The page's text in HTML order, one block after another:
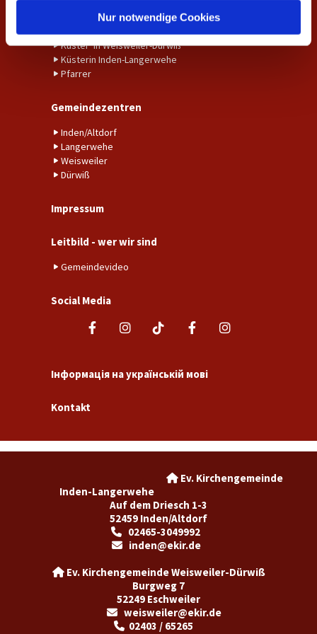
Nur notwendige Cookies
Gemeindebüro Inden-Langerwehe
Gemeindebüro Weisweiler-Dürwiß
Küster*in Weisweiler-Dürwiß
Küsterin Inden-Langerwehe
Pfarrer
Gemeindezentren
Inden/Altdorf
Langerwehe
Weisweiler
Dürwiß
Impressum
Leitbild - wer wir sind
Gemeindevideo
Social Media
Інформація на українській мові
Kontakt
Ev. Kirchengemeinde
Inden-Langerwehe
Auf dem Driesch 1-3
52459 Inden/Altdorf
02465-3049992
 inden@ekir.de
Ev. Kirchengemeinde Weisweiler-Dürwiß
Burgweg 7
52249 Eschweiler
weisweiler@ekir.de
02403 / 65265